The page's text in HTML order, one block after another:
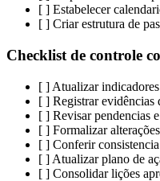
[ ] Estabelecer
[ ] Criar estrutura de
Checklist de controle
[ ] Atualizar
[ ] Registrar evidências
[ ] Revisar pendencias
[ ] Formalizar
[ ] Conferir
[ ] Atualizar plano de
[ ] Consolidar lições